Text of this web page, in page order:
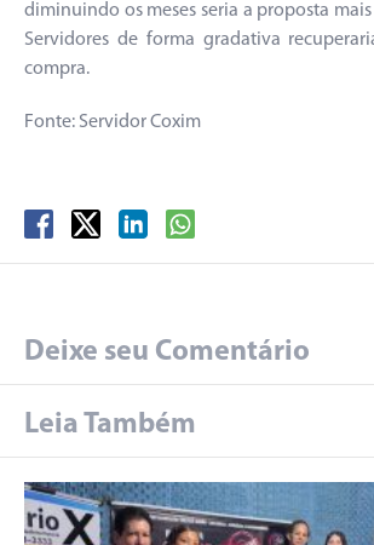
diminuindo os meses seria a proposta
Servidores de forma gradativa
compra.
Fonte: Servidor Coxim
Deixe seu Comentário
Leia Também